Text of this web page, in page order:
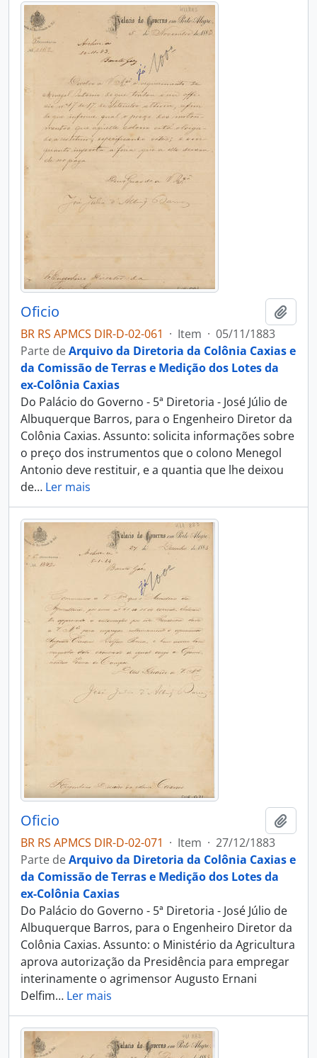
Oficio
BR RS APMCS DIR-D-02-061 · Item · 05/11/1883
Parte deArquivo da Diretoria da Colônia Caxias e
da Comissão de Terras e Medição dos Lotes da
ex-Colônia Caxias
Do Palácio do Governo - 5ª Diretoria - José Júlio de
Albuquerque Barros, para o Engenheiro Diretor da
Colônia Caxias. Assunto: solicita informações sobre
o preço dos instrumentos que o colono Menegol
Antonio deve restituir, e a quantia que lhe deixou
de… Ler mais
Oficio
BR RS APMCS DIR-D-02-071 · Item · 27/12/1883
Parte deArquivo da Diretoria da Colônia Caxias e
da Comissão de Terras e Medição dos Lotes da
ex-Colônia Caxias
Do Palácio do Governo - 5ª Diretoria - José Júlio de
Albuquerque Barros, para o Engenheiro Diretor da
Colônia Caxias. Assunto: o Ministério da Agricultura
aprova autorização da Presidência para empregar
interinamente o agrimensor Augusto Ernani
Delfim… Ler mais